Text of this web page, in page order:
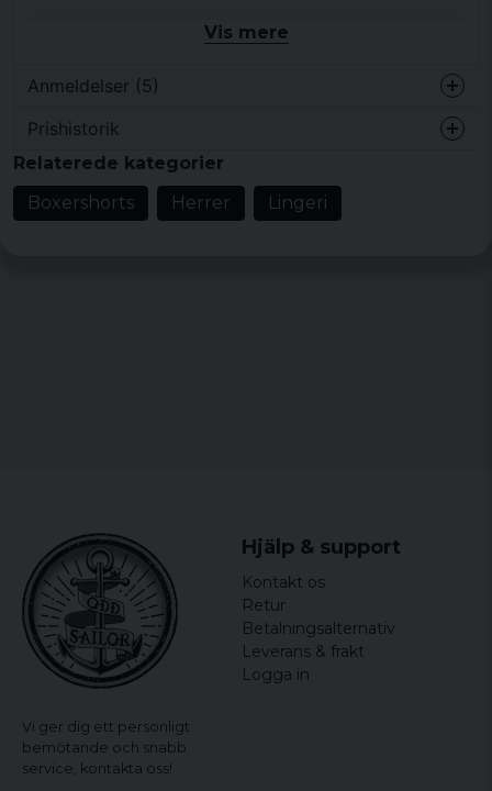
Vis mere
Anmeldelser (5)
KAISA
for 4 år siden
Prishistorik
Relaterede kategorier
Boxershorts
Herrer Lingeri
Vi ger dig ett personligt
bemötande och snabb
service, kontakta oss!
Hjälp & support
Kontakt os
Retur
Betalningsalternativ
Leverans & frakt
Logga in